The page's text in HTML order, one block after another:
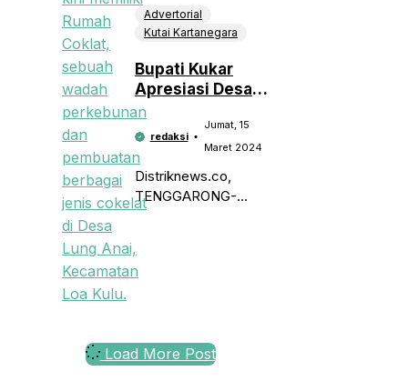
telah mendapatkan
restu dari Pejabat (PJ)
Advertorial
Kutai Kartanegara
Bupati Kukar
Apresiasi Desa
Lung Anai Atas
Pencapian
Pembangunan
Rumah Coklat
redaksi
Jumat, 15
Maret 2024
Distriknews.co,
TENGGARONG-
menyampaikan,
bahwa Desa Lung
sebagai wadah
Load More Post